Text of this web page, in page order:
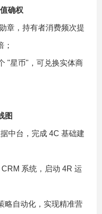
确权
章，持有者消费频次提
；
"星币"，可兑换实体商
图
中台，完成 4C 基础建
系统，启动 4R 运
略自动化，实现精准营